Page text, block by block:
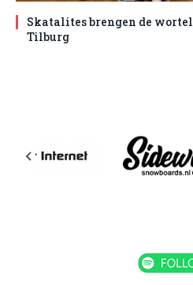
Skatalites brengen de
Tilburg